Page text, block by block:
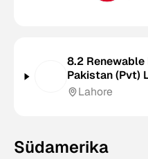
8.2
Pakistan (Pvt)
Lahore
Südamerika